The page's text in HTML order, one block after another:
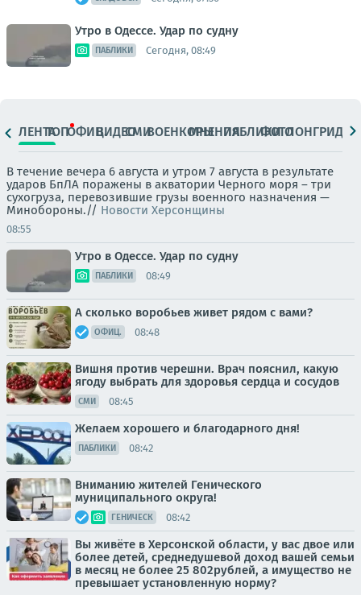
Утро в Одессе. Удар по судну
ПАБЛИКИ Сегодня, 08:49
ЛЕНТАТОПОФИЦ.ВИДЕОСМИВОЕНКОРЫМНЕНИЯПАБЛИКИ
ФОТОЛОНГРИДЫ
В течение вечера 6 августа и утром 7 августа в результате
ударов БпЛА поражены в акватории Черного моря – три
сухогруза, перевозившие грузы военного назначения —
Минобороны.// Новости Херсонщины
08:55
Утро в Одессе. Удар по судну
ПАБЛИКИ 08:49
А сколько воробьев живет рядом с вами?
ОФИЦ. 08:48
Вишня против черешни. Врач пояснил, какую
ягоду выбрать для здоровья сердца и сосудов
СМИ 08:45
Желаем хорошего и благодарного дня!
ПАБЛИКИ 08:42
Вниманию жителей Генического
муниципального округа!
ГЕНИЧЕСК 08:42
Вы живёте в Херсонской области, у вас двое или
более детей, среднедушевой доход вашей семьи
в месяц не более 25 802рублей, а имущество не
превышает установленную норму?